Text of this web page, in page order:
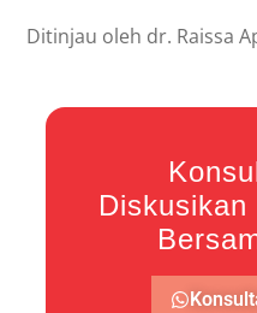
Ditinjau oleh dr. Raissa